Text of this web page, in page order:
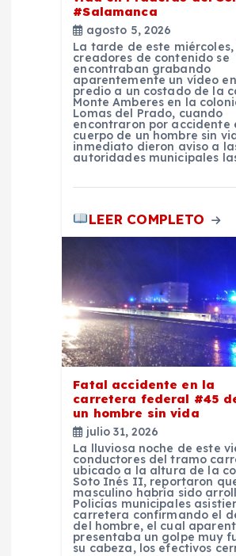
#Salamanca
agosto 5, 2026
La tarde de este miércoles,
creadores de contenido se
encontraban grabando
aparentemente un vídeo
predio a un costado de la
Monte Amberes en la
Lomas del Prado, cuando
encontraron por accidente
cuerpo de un hombre sin
inmediato dieron aviso a
autoridades municipales
LEER COMPLETO
Fatal accidente en la
carretera federal #45
un hombre sin vida
julio 31, 2026
La lluviosa noche de este
conductores del tramo
ubicado a la altura de la
Soto Inés II, reportaron
masculino habría sido
Policías municipales
carretera confirmando el
del hombre, el cual
presentaba un golpe muy
su cabeza, los efectivos